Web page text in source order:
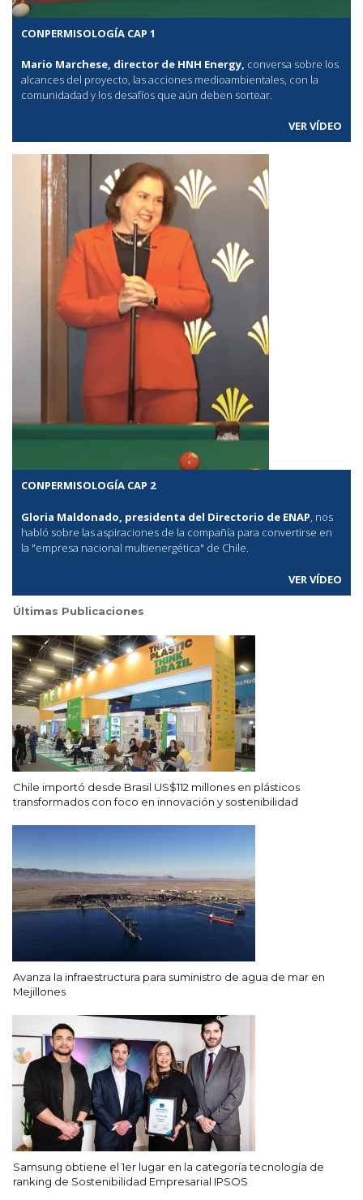
CONPERMISOLOGÍA CAP 1
Mario Marchese, director de HNH Energy, conversa sobre los
alcances del proyecto, las acciones medioambientales, con la
comunidadad y los desafíos que aún deben sortear.
VER VÍDEO
CONPERMISOLOGÍA CAP 2
Gloria Maldonado, presidenta del Directorio de ENAP , nos
habló sobre las aspiraciones de la compañía para convertirse en
la "empresa nacional multienergética" de Chile.
VER VÍDEO
Últimas Publicaciones
Chile importó desde Brasil US$112 millones en plásticos
transformados con foco en innovación y sostenibilidad
Avanza la infraestructura para suministro de agua de mar en
Mejillones
Samsung obtiene el 1er lugar en la categoría tecnología de
ranking de Sostenibilidad Empresarial IPSOS